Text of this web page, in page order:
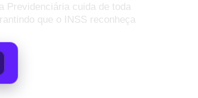
Previdenciária cuida de toda
que o INSS reconheça